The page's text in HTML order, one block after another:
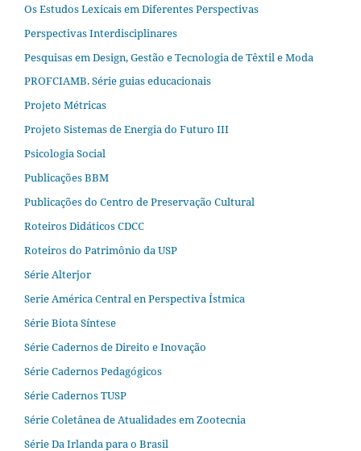
Os Estudos Lexicais em Diferentes Perspectivas
Perspectivas Interdisciplinares
Pesquisas em Design, Gestão e Tecnologia de Têxtil e Moda
PROFCIAMB. Série guias educacionais
Projeto Métricas
Projeto Sistemas de Energia do Futuro III
Psicologia Social
Publicações BBM
Publicações do Centro de Preservação Cultural
Roteiros Didáticos CDCC
Roteiros do Patrimônio da USP
Série Alterjor
Serie América Central en Perspectiva Ístmica
Série Biota Síntese
Série Cadernos de Direito e Inovação
Série Cadernos Pedagógicos
Série Cadernos TUSP
Série Coletânea de Atualidades em Zootecnia
Série Da Irlanda para o Brasil